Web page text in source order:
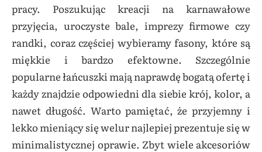
pracy. Poszukując kreacji na karnawałowe
przyjęcia, uroczyste bale, imprezy firmowe czy
randki, coraz częściej wybieramy fasony, które są
miękkie i bardzo efektowne. Szczególnie
popularne łańcuszki mają naprawdę bogatą ofertę i
każdy znajdzie odpowiedni dla siebie krój, kolor, a
nawet długość. Warto pamiętać, że przyjemny i
lekko mieniący się welur najlepiej prezentuje się w
minimalistycznej oprawie. Zbyt wiele akcesoriów